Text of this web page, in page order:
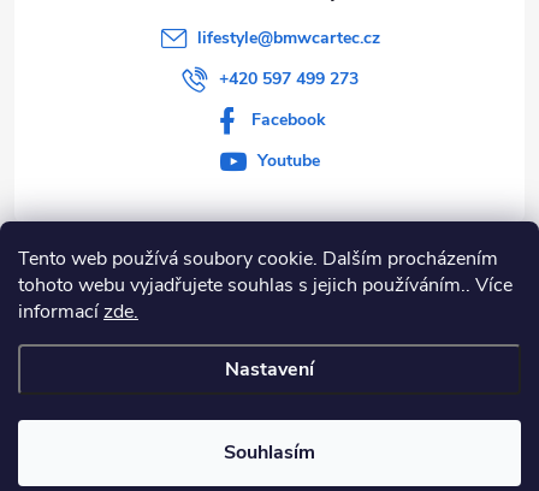
Tento web používá soubory cookie. Dalším procházením
tohoto webu vyjadřujete souhlas s jejich používáním.. Více
informacízde.
Nastavení
Souhlasím
Informace pro vás
lifestyle@bmwcartec.cz
+420 597 499 273
Facebook
Youtube
Copyright 2026BMW Lifestyle. Všechna práva vyhrazena.